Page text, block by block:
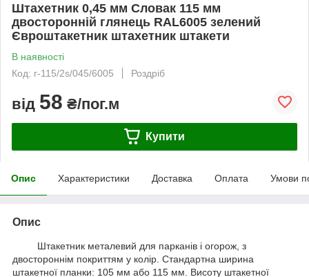
Штахетник 0,45 мм Словак 115 мм
двосторонній глянець RAL6005 зелений
Євроштакетник штахетник штакети
В наявності
Код: г-115/2s/045/6005
Роздріб
від 58 ₴/пог.м
Купити
Опис Характеристики Доставка Оплата Умови
Опис
Штакетник металевий для парканів і огорож, з
двостороннім покриттям у колір. Стандартна ширина
штакетної планки: 105 мм або 115 мм. Висоту штакетної